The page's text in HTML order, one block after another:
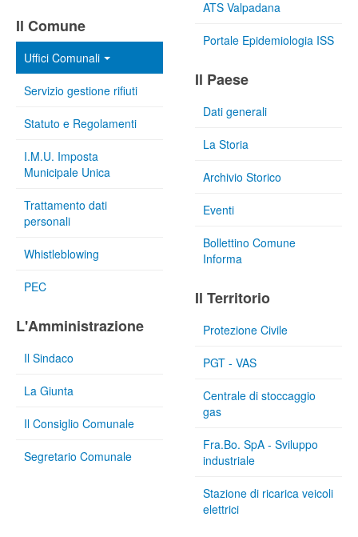
Il Comune
Uffici Comunali
Servizio gestione rifiuti
Statuto e Regolamenti
I.M.U. Imposta
Municipale Unica
Trattamento dati
personali
Whistleblowing
PEC
L'Amministrazione
Il Sindaco
La Giunta
Il Consiglio Comunale
Segretario Comunale
ATS Valpadana
Portale Epidemiologia ISS
Il Paese
Dati generali
La Storia
Archivio Storico
Eventi
Bollettino Comune
Informa
Il Territorio
Protezione Civile
PGT - VAS
Centrale di stoccaggio
gas
Fra.Bo. SpA - Sviluppo
industriale
Stazione di ricarica veicoli
elettrici